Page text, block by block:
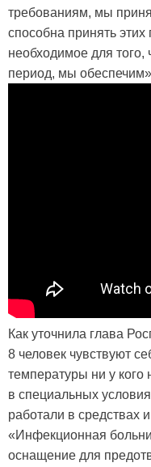
требованиям, мы
способна принять
необходимое для
период, мы
Как уточнила глава
8 человек чувствуют
температуры ни у кого
в специальных
работали в средствах
«Инфекционная
оснащение для